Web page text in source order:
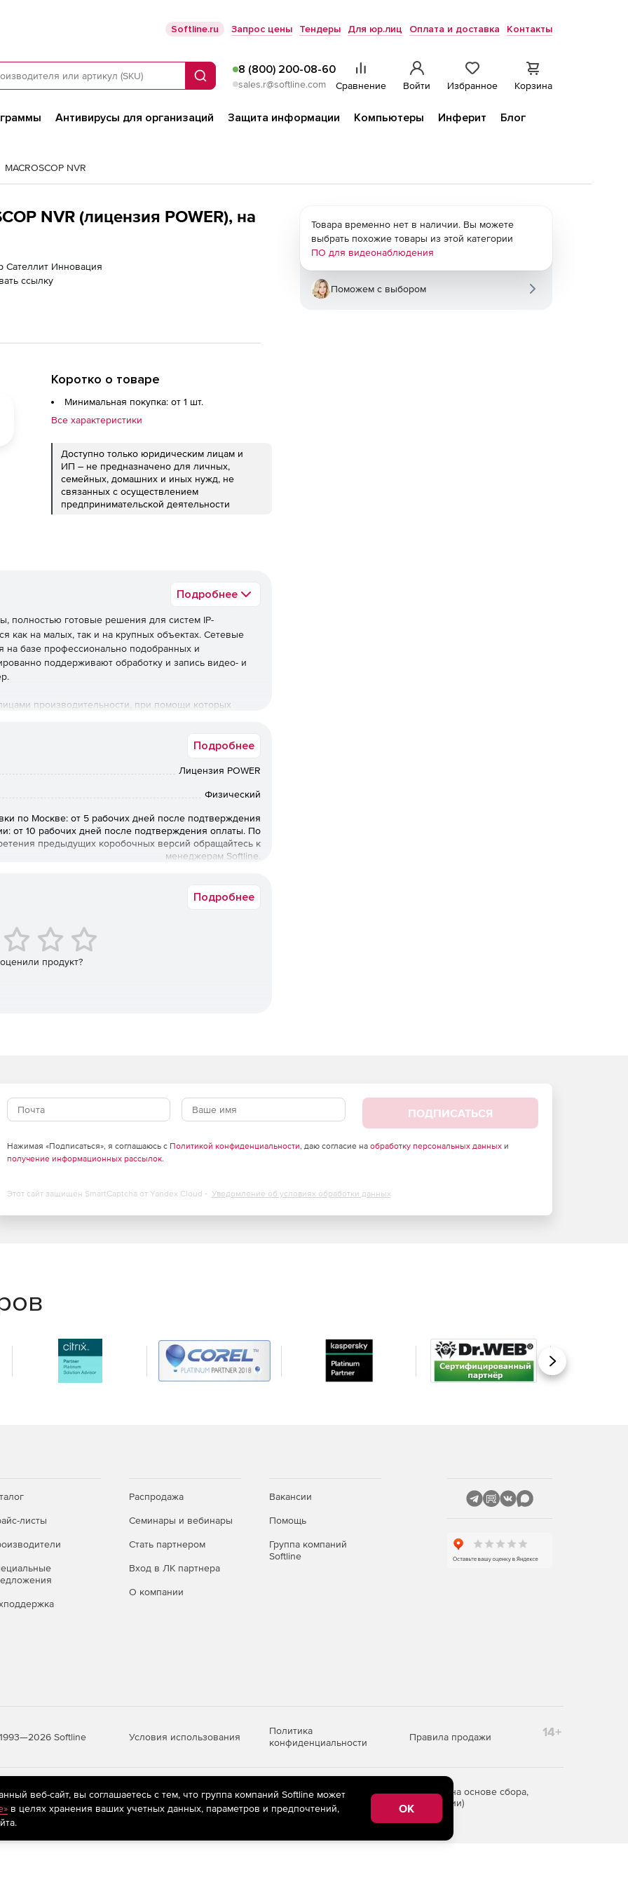
Softline.ru Запрос цены Тендеры Для юр.лиц Оплата и доставка Контакты
Поиск
8 (800) 200-08-60
sales.r@softline.com Сравнение Войти Избранное Корзина
Антивирусы для организаций Защита информации Компьютеры Инферит
Блог
MACROSCOP NVR
NVR (лицензия POWER), на
Сателлит Инновация
ссылку
Коротко о товаре
Минимальная покупка: от 1 шт.
Все характеристики
Доступно только юридическим лицам и
ИП – не предназначено для личных,
семейных, домашних и иных нужд, не
связанных с осуществлением
предпринимательской деятельности
Подробнее
полностью готовые решения для систем IP-
на малых, так и на крупных объектах. Сетевые
на базе профессионально подобранных и
поддерживают обработку и запись видео- и
производительности, при помощи которых
моделей.
каналов.
поиска в видеоархиве, «перехвата»
детекторов движения камер или
любой IP-камеры из списка проинтегрированных
рабочих мест (УРМ). Управление поворотными
4 – 9 каналов), Windows Pro 7 SP1 64 бит (для NVR 16
мониторов – 2 шт. Операционная система –
Подробнее
Лицензия POWER
Физический
по Москве: от 5 рабочих дней после подтверждения
от 10 рабочих дней после подтверждения оплаты. По
предыдущих коробочных версий обращайтесь к
менеджерам Softline.
Подробнее
продукт?
Товара временно нет в наличии. Вы можете
выбрать похожие товары из этой категории
ПО для видеонаблюдения
Поможем с выбором
ПОДПИСАТЬСЯ
Нажимая «Подписаться», я соглашаюсь с Политикой конфиденциальности, даю согласие на обработку персональных данныхи
получение информационных рассылок.
Этот сайт защищен SmartCaptcha от Yandex Cloud - Уведомление об условиях обработки данных
Вперед
листы
Распродажа
Семинары и вебинары
Стать партнером
Вход в ЛК партнера
О компании
Вакансии
Помощь
Группа компаний
Softline
Softline Условия использования
Политика
конфиденциальности
Правила продажи 14+
рекомендательные технологии(информационные технологии предоставления информации на основе сбора,
пользователей сети «Интернет», находящихся на территории Российской Федерации)
веб-сайт, вы соглашаетесь с тем, что группа компаний Softline может
в целях хранения ваших учетных данных, параметров и предпочтений,
OK